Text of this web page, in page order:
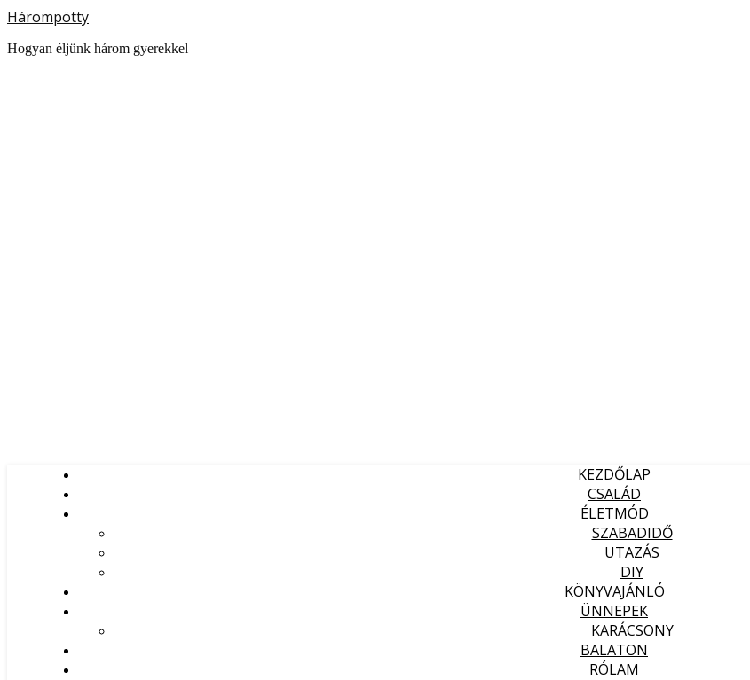
Hárompötty
Hogyan éljünk három gyerekkel
KEZDŐLAP
CSALÁD
ÉLETMÓD
SZABADIDŐ
UTAZÁS
DIY
KÖNYVAJÁNLÓ
ÜNNEPEK
KARÁCSONY
BALATON
RÓLAM